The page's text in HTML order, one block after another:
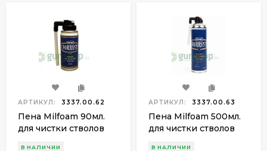
АРТИКУЛ: 3337.00.62
Пена Milfoam 90мл.
для чистки стволов
В НАЛИЧИИ
АРТИКУЛ: 3337.00.63
Пена Milfoam 500мл.
для чистки стволов
В НАЛИЧИИ